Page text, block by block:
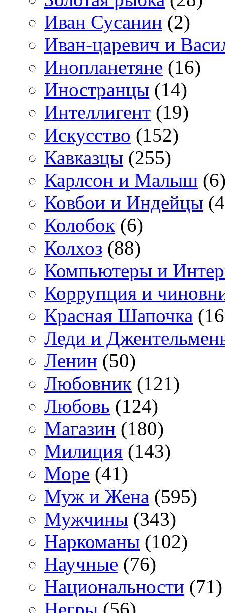
Иван Сусанин (2)
Иван-царевич и
Инопланетяне (16)
Иностранцы (14)
Интеллигент (19)
Искусство (152)
Кавказцы (255)
Карлсон и Малыш
Ковбои и Индейцы
Колобок (6)
Колхоз (88)
Компьютеры и
Коррупция и
Красная Шапочка
Леди и
Ленин (50)
Любовник (121)
Любовь (124)
Магазин (180)
Милиция (143)
Море (41)
Муж и Жена (595)
Мужчины (343)
Наркоманы (102)
Научные (76)
Национальности (71)